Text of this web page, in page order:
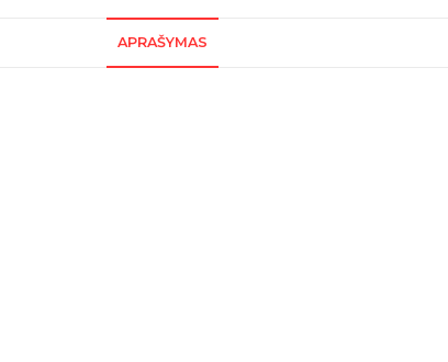
APRAŠYMAS